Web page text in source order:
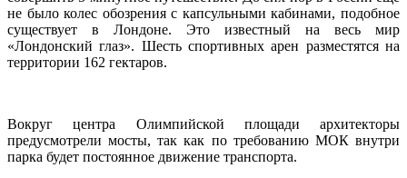
не было колес обозрения с капсульными кабинами, подобное
существует в Лондоне. Это известный на весь мир
«Лондонский глаз». Шесть спортивных арен разместятся на
территории 162 гектаров.
Вокруг центра Олимпийской площади архитекторы
предусмотрели мосты, так как по требованию МОК внутри
парка будет постоянное движение транспорта.